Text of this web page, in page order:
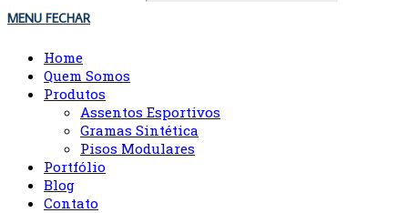
MENU FECHAR
Home
Quem Somos
Produtos
Assentos Esportivos
Gramas Sintética
Pisos Modulares
Portfólio
Blog
Contato